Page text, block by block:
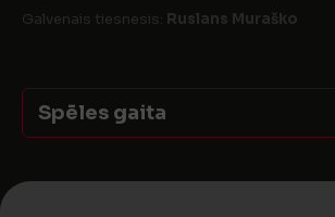
Galvenais tiesnesis: Ruslans Muraško
Spēles gaita